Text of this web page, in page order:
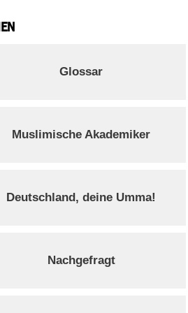
Glossar
Muslimische Akademiker
Deutschland, deine Umma!
Nachgefragt